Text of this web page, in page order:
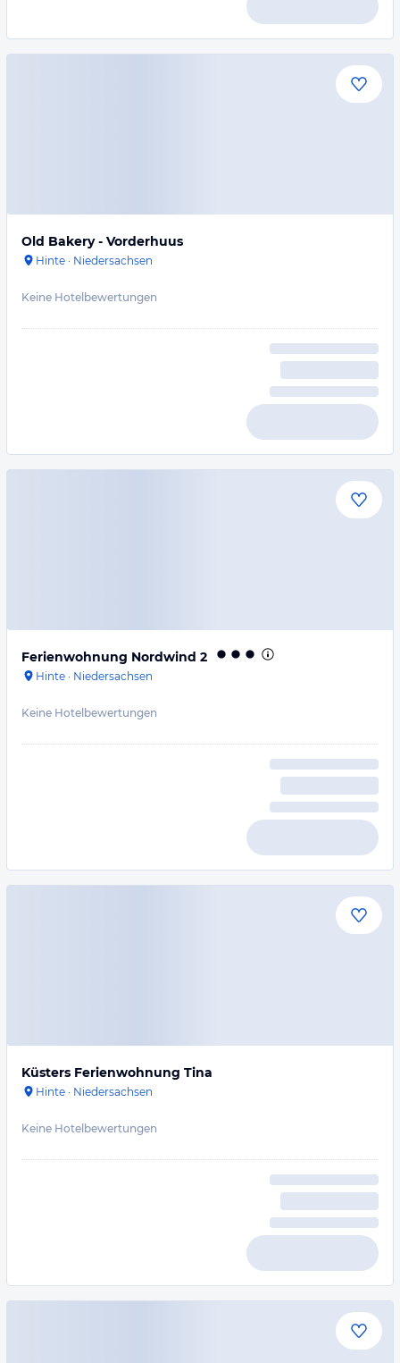
Old Bakery - Vorderhuus
Hinte · Niedersachsen
Keine Hotelbewertungen
Ferienwohnung Nordwind 2
Hinte · Niedersachsen
Keine Hotelbewertungen
Küsters Ferienwohnung Tina
Hinte · Niedersachsen
Keine Hotelbewertungen